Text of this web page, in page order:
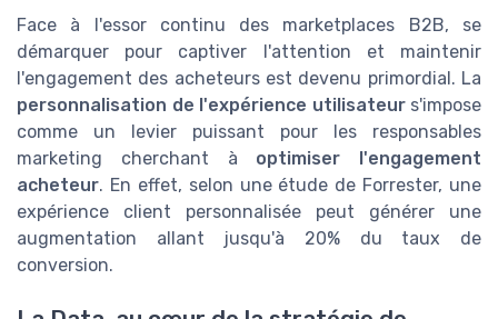
Face à l'essor continu des marketplaces B2B, se
démarquer pour captiver l'attention et maintenir
l'engagement des acheteurs est devenu primordial. La
personnalisation de l'expérience utilisateurs'impose
comme un levier puissant pour les responsables
marketing cherchant à optimiser l'engagement
acheteur. En effet, selon une étude de Forrester, une
expérience client personnalisée peut générer une
augmentation allant jusqu'à 20% du taux de
conversion.